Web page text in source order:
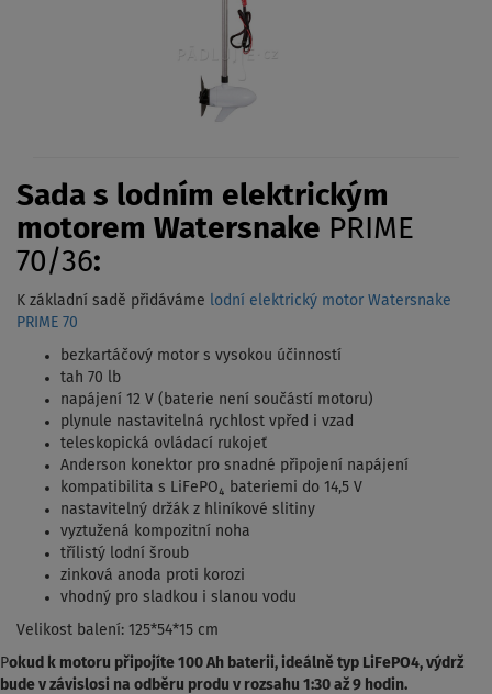
Sada s lodním elektrickým
motorem Watersnake PRIME
70/36:
K základní sadě přidáváme lodní elektrický motor Watersnake
PRIME 70
bezkartáčový motor s vysokou účinností
tah 70 lb
napájení 12 V (baterie není součástí motoru)
plynule nastavitelná rychlost vpřed i vzad
teleskopická ovládací rukojeť
Anderson konektor pro snadné připojení napájení
kompatibilita s LiFePO₄ bateriemi do 14,5 V
nastavitelný držák z hliníkové slitiny
vyztužená kompozitní noha
třílistý lodní šroub
zinková anoda proti korozi
vhodný pro sladkou i slanou vodu
Velikost balení: 125*54*15 cm
Pokud k motoru připojíte 100 Ah baterii, ideálně typ LiFePO4, výdrž
bude v závislosi na odběru produ v rozsahu 1:30 až 9 hodin.